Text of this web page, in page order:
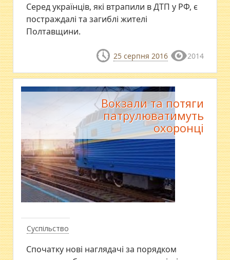
Серед українців, які втрапили в ДТП у РФ, є
постраждалі та загиблі жителі
Полтавщини.
25 серпня 2016 2014
Суспільство
Вокзали та потяги
патрулюватимуть
охоронці
Спочатку нові наглядачі за порядком